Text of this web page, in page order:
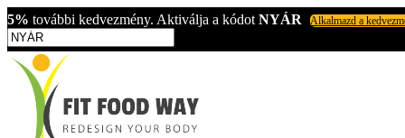
5% további kedvezmény. Aktiválja a kódot NYÁR Alkalmazd a